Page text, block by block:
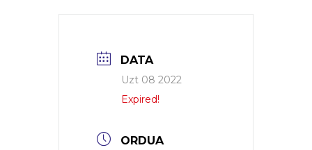
DATA
Uzt 08 2022
Expired!
ORDUA